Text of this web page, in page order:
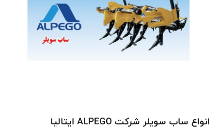
انواع ساب سویلر شرکت ALPEGO ایتالیا